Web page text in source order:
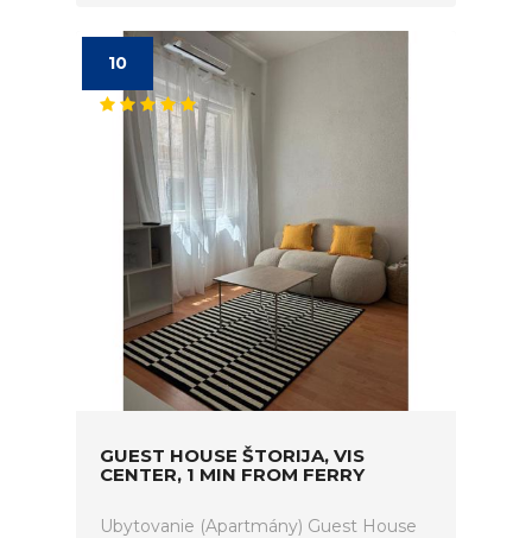
10
GUEST HOUSE ŠTORIJA, VIS
CENTER, 1 MIN FROM FERRY
Ubytovanie (Apartmány) Guest House